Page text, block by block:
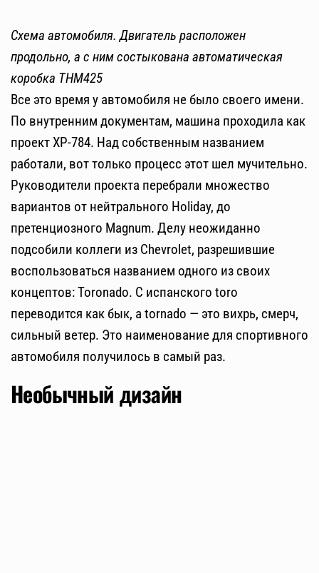
Схема автомобиля. Двигатель расположен
продольно, а с ним состыкована автоматическая
коробка THM425
Все это время у автомобиля не было своего имени.
По внутренним документам, машина проходила как
проект XP-784. Над собственным названием
работали, вот только процесс этот шел мучительно.
Руководители проекта перебрали множество
вариантов от нейтрального Holiday, до
претенциозного Magnum. Делу неожиданно
подсобили коллеги из Chevrolet, разрешившие
воспользоваться названием одного из своих
концептов: Toronado. С испанского toro
переводится как бык, а tornado — это вихрь, смерч,
сильный ветер. Это наименование для спортивного
автомобиля получилось в самый раз.
Необычный дизайн